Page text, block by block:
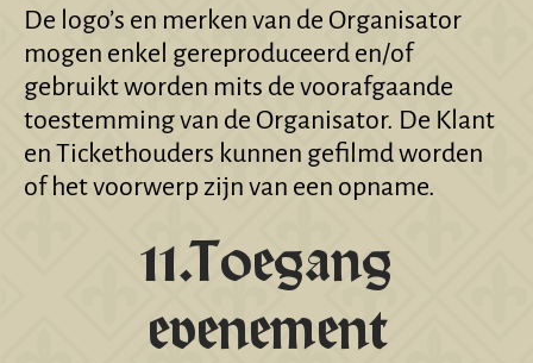
De logo’s en merken van de Organisator
mogen enkel gereproduceerd en/of
gebruikt worden mits de voorafgaande
toestemming van de Organisator. De Klant
en Tickethouders kunnen gefilmd worden
of het voorwerp zijn van een opname.
11.Toegang
evenement